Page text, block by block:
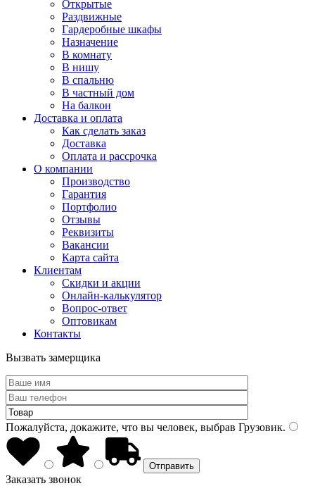
Открытые
Раздвижные
Гардеробные шкафы
Назначение
В комнату
В нишу
В спальню
В частный дом
На балкон
Доставка и оплата
Как сделать заказ
Доставка
Оплата и рассрочка
О компании
Производство
Гарантия
Портфолио
Отзывы
Реквизиты
Вакансии
Карта сайта
Клиентам
Скидки и акции
Онлайн-калькулятор
Вопрос-ответ
Оптовикам
Контакты
Вызвать замерщика
Пожалуйста, докажите, что вы человек, выбрав Грузовик.
Заказать звонок